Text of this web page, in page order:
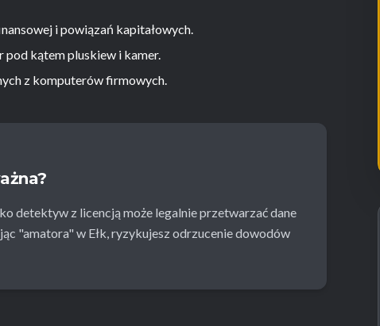
i powiązań kapitałowych.
kątem pluskiew i kamer.
z komputerów firmowych.
detektyw z licencją może legalnie przetwarzać dane
"amatora" w Ełk, ryzykujesz odrzucenie dowodów